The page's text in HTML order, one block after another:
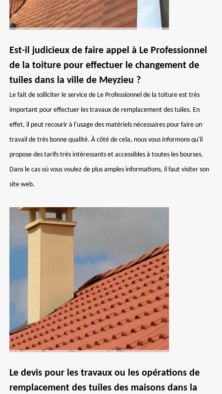
Est-il judicieux de faire appel à Le Professionnel
de la toiture pour effectuer le changement de
tuiles dans la ville de Meyzieu ?
Le fait de solliciter le service de Le Professionnel de la toiture est très
important pour effectuer les travaux de remplacement des tuiles. En
effet, il peut recourir à l'usage des matériels nécessaires pour faire un
travail de très bonne qualité. À côté de cela, nous vous informons qu'il
propose des tarifs très intéressants et accessibles à toutes les bourses.
Dans le cas où vous voulez de plus amples informations, il faut visiter son
site web.
Le devis pour les travaux ou les opérations de
remplacement des tuiles des maisons dans la